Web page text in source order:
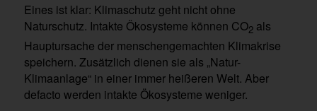
Eines ist klar: Klimaschutz geht nicht ohne
Naturschutz. Intakte Ökosysteme können CO2als
Hauptursache der menschengemachten Klimakrise
speichern. Zusätzlich dienen sie als „Natur-
Klimaanlage“ in einer immer heißeren Welt. Aber
defacto werden intakte Ökosysteme weniger.